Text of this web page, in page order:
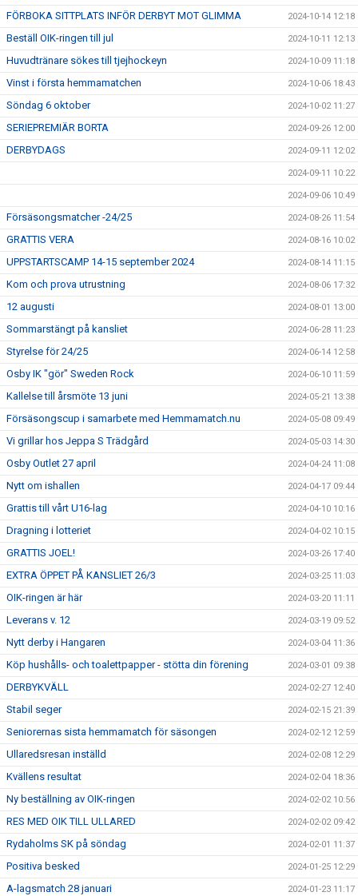
FÖRBOKA SITTPLATS INFÖR DERBYT MOT GLIMMA 2024-10-14 12:18
Beställ OIK-ringen till jul 2024-10-11 12:13
Huvudtränare sökes till tjejhockeyn 2024-10-09 11:18
Vinst i första hemmamatchen 2024-10-06 18:43
Söndag 6 oktober 2024-10-02 11:27
SERIEPREMIÄR BORTA 2024-09-26 12:00
DERBYDAGS 2024-09-11 12:02
2024-09-11 10:22
2024-09-06 10:49
Försäsongsmatcher -24/25 2024-08-26 11:54
GRATTIS VERA 2024-08-16 10:02
UPPSTARTSCAMP 14-15 september 2024 2024-08-14 11:15
Kom och prova utrustning 2024-08-06 17:32
12 augusti 2024-08-01 13:00
Sommarstängt på kansliet 2024-06-28 11:23
Styrelse för 24/25 2024-06-14 12:58
Osby IK "gör" Sweden Rock 2024-06-10 11:59
Kallelse till årsmöte 13 juni 2024-05-21 13:38
Försäsongscup i samarbete med Hemmamatch.nu 2024-05-08 09:49
Vi grillar hos Jeppa S Trädgård 2024-05-03 14:30
Osby Outlet 27 april 2024-04-24 11:08
Nytt om ishallen 2024-04-17 09:44
Grattis till vårt U16-lag 2024-04-10 10:16
Dragning i lotteriet 2024-04-02 10:15
GRATTIS JOEL! 2024-03-26 17:40
EXTRA ÖPPET PÅ KANSLIET 26/3 2024-03-25 11:03
OIK-ringen är här 2024-03-20 11:11
Leverans v. 12 2024-03-19 09:52
Nytt derby i Hangaren 2024-03-04 11:36
Köp hushålls- och toalettpapper - stötta din förening 2024-03-01 09:38
DERBYKVÄLL 2024-02-27 12:40
Stabil seger 2024-02-15 21:39
Seniorernas sista hemmamatch för säsongen 2024-02-12 12:59
Ullaredsresan inställd 2024-02-08 12:29
Kvällens resultat 2024-02-04 18:36
Ny beställning av OIK-ringen 2024-02-02 10:56
RES MED OIK TILL ULLARED 2024-02-02 09:42
Rydaholms SK på söndag 2024-02-01 11:37
Positiva besked 2024-01-25 12:29
A-lagsmatch 28 januari 2024-01-23 11:17